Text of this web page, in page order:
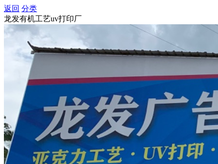
返回 分类
龙发有机工艺uv打印厂